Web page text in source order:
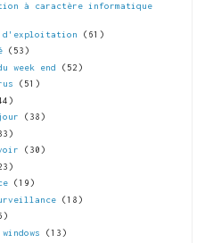
à caractère informatique
d'exploitation
(61)
(53)
week end
(52)
(51)
(38)
(30)
(19)
(18)
(13)